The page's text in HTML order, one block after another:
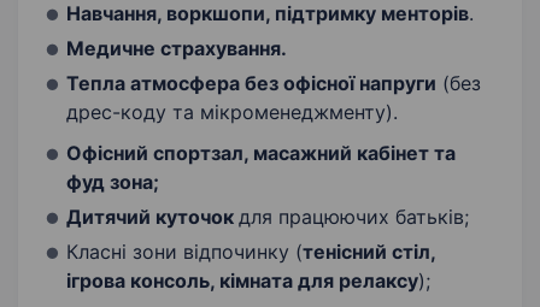
Навчання, воркшопи, підтримку менторів.
Медичне страхування.
Тепла атмосфера без офісної напруги (без
дрес-коду та мікроменеджменту).
Офісний спортзал, масажний кабінет та
фуд зона;
Дитячий куточок для працюючих батьків;
Класні зони відпочинку (тенісний стіл,
ігрова консоль, кімната для релаксу);